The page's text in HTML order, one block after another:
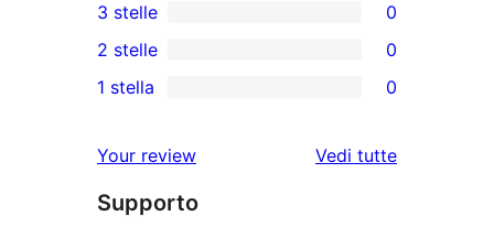
a
5-
stelle
recensioni
a
4-
0
recensioni
a
stelle
3 stelle 0
recensioni
2-
stelle
2 stelle 0
a
1-
1 stella 0
Your review Vedi tuttele
Supporto